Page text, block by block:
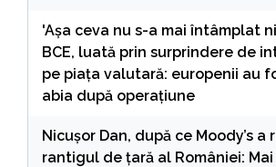
'Așa ceva nu s-a mai întâmplat
BCE, luată prin surprindere de
pe piața valutară: europenii au
abia după operațiune
Nicușor Dan, după ce Moody’s a
rantigul de țară al României: